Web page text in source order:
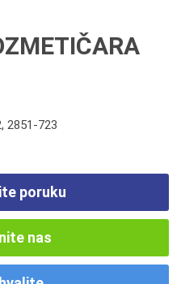
, 2851-723
poruku
nas